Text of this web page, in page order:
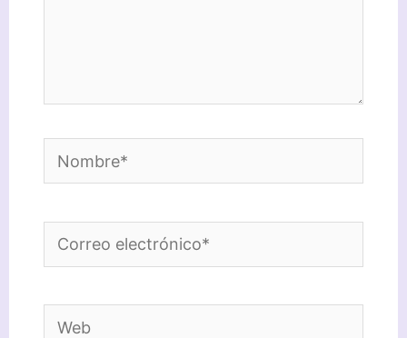
Nombre*
Correo
electrónico*
Web